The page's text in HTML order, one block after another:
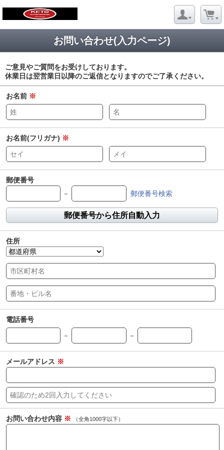
お問い合わせ(入力ページ)
ご意見やご質問をお受けしております。
休業日は翌営業日以降のご返信となりますのでご了承ください。
お名前 ※
お名前(フリガナ) ※
郵便番号
－
郵便番号検索
郵便番号から住所自動入力
住所
電話番号
－
－
メールアドレス ※
お問い合わせ内容 ※ （全角1000字以下）